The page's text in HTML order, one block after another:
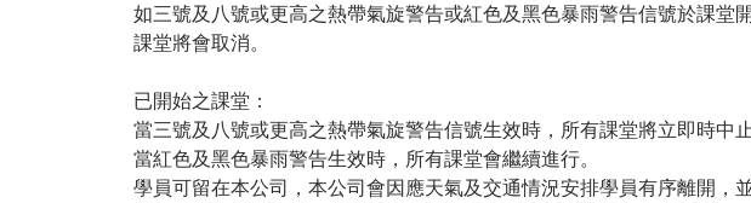
如三號及八號或更高之熱帶氣旋警告或紅色及黑色暴雨警告信號於課堂
課堂將會取消。
已開始之課堂：
當三號及八號或更高之熱帶氣旋警告信號生效時，所有課堂將立即時中止
當紅色及黑色暴雨警告生效時，所有課堂會繼續進行。
學員可留在本公司，本公司會因應天氣及交通情況安排學員有序離開，